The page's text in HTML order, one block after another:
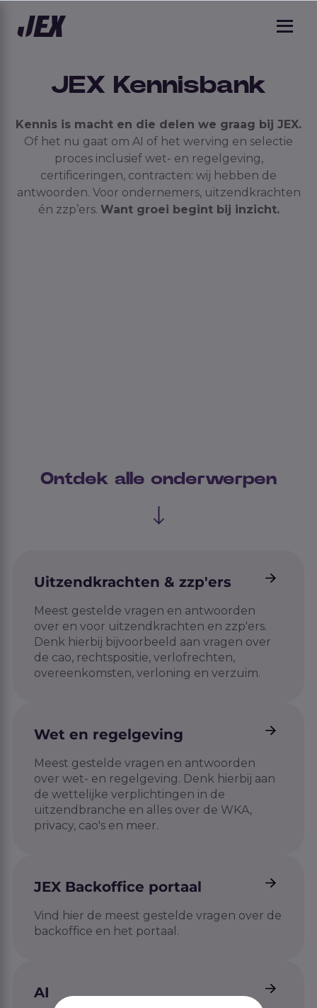
JEX Kennisbank
Kennis is macht en die delen we graag bij JEX.
Of het nu gaat om AI of het werving en selectie
proces inclusief wet- en regelgeving,
certificeringen, contracten: wij hebben de
antwoorden. Voor ondernemers, uitzendkrachten
én zzp’ers. Want groei begint bij inzicht.
Ontdek alle onderwerpen
Uitzendkrachten & zzp'ers
Meest gestelde vragen en antwoorden
over en voor uitzendkrachten en zzp'ers.
Denk hierbij bijvoorbeeld aan vragen over
de cao, rechtspositie, verlofrechten,
overeenkomsten, verloning en verzuim.
Wet en regelgeving
Meest gestelde vragen en antwoorden
over wet- en regelgeving. Denk hierbij aan
de wettelijke verplichtingen in de
uitzendbranche en alles over de WKA,
privacy, cao's en meer.
JEX Backoffice portaal
Vind hier de meest gestelde vragen over de
backoffice en het portaal.
AI